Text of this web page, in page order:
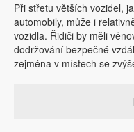
Při střetu větších vozidel,
automobily, může i
vozidla. Řidiči by měli
dodržování bezpečné
zejména v místech se